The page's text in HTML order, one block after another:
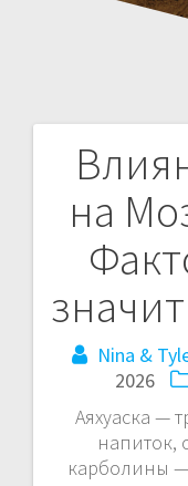
на
Nina &
2026
Аяхуаска —
напиток,
карболины
и